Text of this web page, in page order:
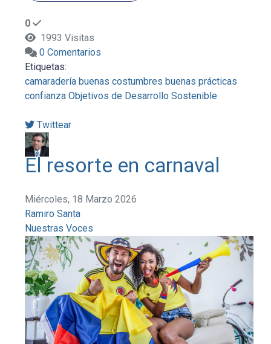
0
1993 Visitas
0 Comentarios
Etiquetas:
camaradería buenas costumbres buenas prácticas
confianza Objetivos de Desarrollo Sostenible
Twittear
El resorte en carnaval
Miércoles, 18 Marzo 2026
Ramiro Santa
Nuestras Voces